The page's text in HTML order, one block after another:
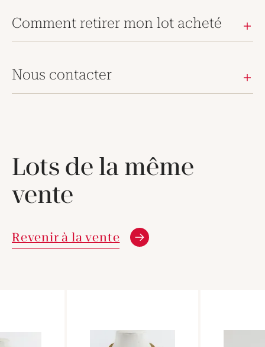
Comment retirer mon lot acheté
Nous contacter
Lots de la même
vente
Revenir à la vente